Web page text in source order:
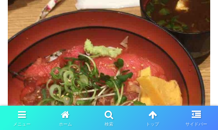
メニュー ホーム 検索 トップ サイドバー